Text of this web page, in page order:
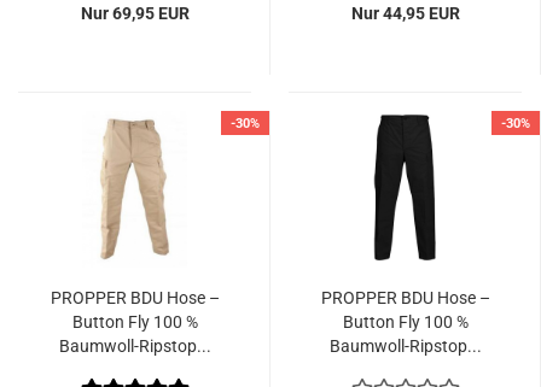
Nur 69,95 EUR Nur 44,95 EUR
-30%
PROPPER BDU Hose –
Button Fly 100 %
Baumwoll-Ripstop...
-30%
PROPPER BDU Hose –
Button Fly 100 %
Baumwoll-Ripstop...